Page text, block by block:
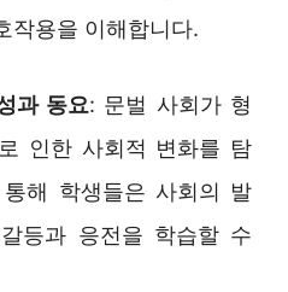
작용을 이해합니다.
과 동요: 문벌 사회가 형
인한 사회적 변화를 탐
해 학생들은 사회의 발
등과 응전을 학습할 수